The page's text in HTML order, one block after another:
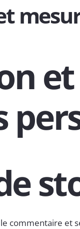
commentaire